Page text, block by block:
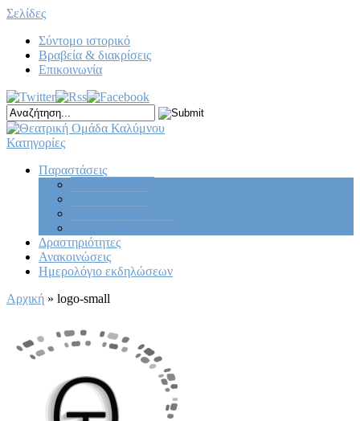
Σελίδες
Σύντομο ιστορικό
Βραβεία & διακρίσεις
Επικοινωνία
Κατηγορίες
Παραστάσεις
Δραστηριότητες
Ανακοινώσεις
Ημερολόγιο εκδηλώσεων
Αρχική » logo-small